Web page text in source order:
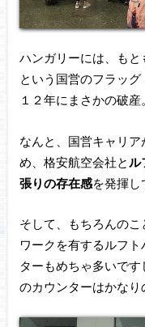
ハンガリーには、もと
という国営のフラッ
１２年にまさかの破産。
なんと、国営キャリ
め、格安航空会社と ル
張りの存在感を発揮し
そして、もちろんの
ワークを有するルフ
ターもめちゃ多いで
のカウンターはかなり